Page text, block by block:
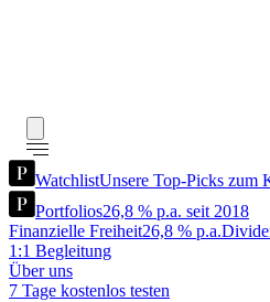
WatchlistUnsere Top-Picks zum
Portfolios26,8 % p.a. seit 2018
Finanzielle Freiheit26,8 % p.a.
1:1 Begleitung
Über uns
7 Tage kostenlos testen